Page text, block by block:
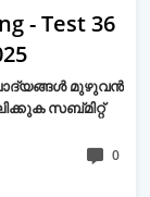
- Test 36
ചോദ്യങ്ങൾ മുഴുവൻ
സബ്മിറ്റ്
0